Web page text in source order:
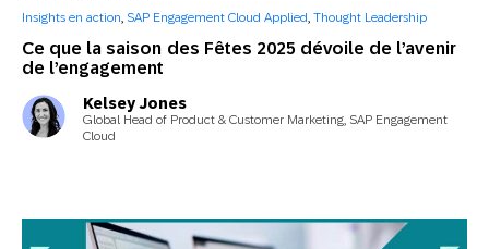
Ce que la saison des Fêtes 2025 dévoile de l’avenir
de l’engagement
Insights en action, SAP Engagement Cloud Applied, Thought Leadership
Kelsey Jones
Global Head of Product & Customer Marketing, SAP Engagement
Cloud